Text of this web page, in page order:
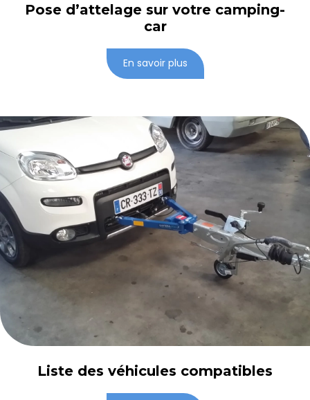
Pose d’attelage sur votre camping-
car
En savoir plus
Liste des véhicules compatibles